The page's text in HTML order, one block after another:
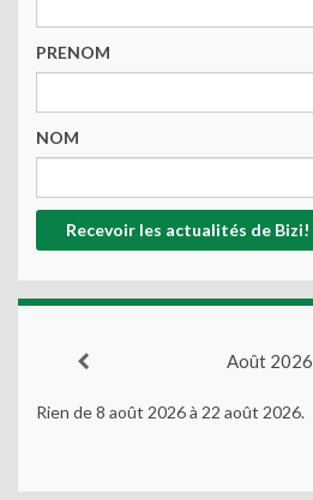
PRENOM
NOM
Août 2026
Rien de 8 août 2026 à 22 août 2026.